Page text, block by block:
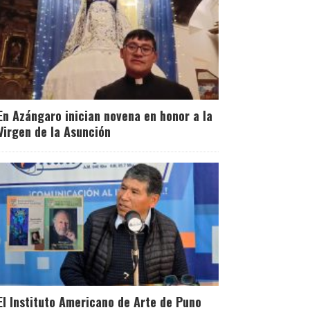
Azángaro inician novena en honor a la
de la Asunción
Instituto Americano de Arte de Puno